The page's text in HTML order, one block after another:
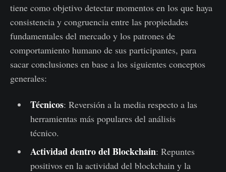
tiene como objetivo detectar momentos en los que haya
consistencia y congruencia entre las propiedades
fundamentales del mercado y los patrones de
comportamiento humano de sus participantes, para
sacar conclusiones en base a los siguientes conceptos
generales:
Técnicos: Reversión a la media respecto a las
herramientas más populares del análisis
técnico.
Actividad dentro del Blockchain: Repuntes
positivos en la actividad del blockchain y la